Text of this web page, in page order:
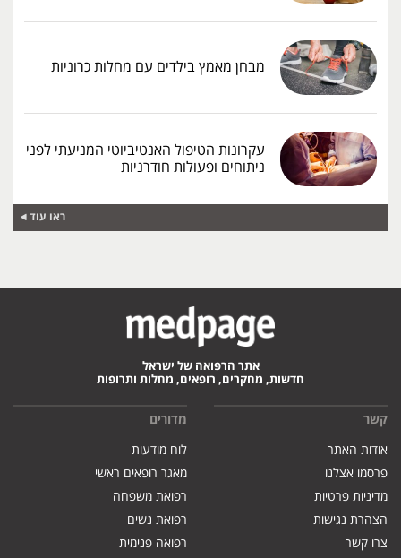
מבחן מאמץ בילדים עם מחלות כרוניות
עקרונות הטיפול האנטיביוטי המניעתי לפני
ניתוחים ופעולות חודרניות
ראו עוד
אתר הרפואה של ישראל
חדשות, מחקרים, רופאים, מחלות ותרופות
קשר
אודות האתר
פרסמו אצלנו
מדיניות פרטיות
הצהרת נגישות
צרו קשר
מדורים
לוח מודעות
מאגר רופאים ראשי
רפואת משפחה
רפואת נשים
רפואה פנימית